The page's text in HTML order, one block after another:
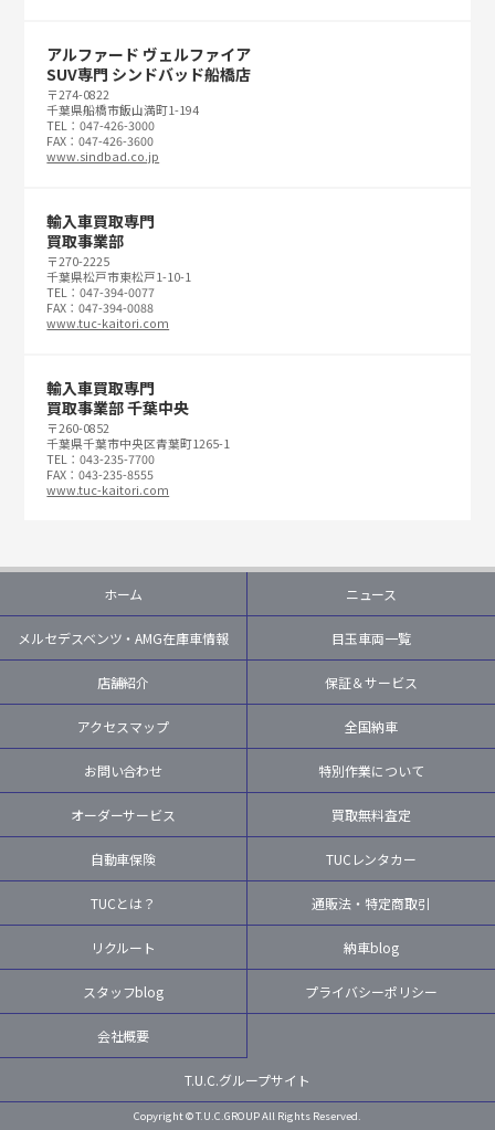
アルファード ヴェルファイア
SUV専門 シンドバッド船橋店
〒274-0822
千葉県船橋市飯山満町1-194
TEL：047-426-3000
FAX：047-426-3600
www.sindbad.co.jp
輸入車買取専門
買取事業部
〒270-2225
千葉県松戸市東松戸1-10-1
TEL：047-394-0077
FAX：047-394-0088
www.tuc-kaitori.com
輸入車買取専門
買取事業部 千葉中央
〒260-0852
千葉県千葉市中央区青葉町1265-1
TEL：043-235-7700
FAX：043-235-8555
www.tuc-kaitori.com
ホーム ニュース
メルセデスベンツ・AMG在庫車情報 目玉車両一覧
店舗紹介 保証＆サービス
アクセスマップ 全国納車
お問い合わせ 特別作業について
オーダーサービス 買取無料査定
自動車保険 TUCレンタカー
TUCとは？ 通販法・特定商取引
リクルート 納車blog
スタッフblog プライバシーポリシー
会社概要
T.U.C.グループサイト
Copyright © T.U.C.GROUP All Rights Reserved.